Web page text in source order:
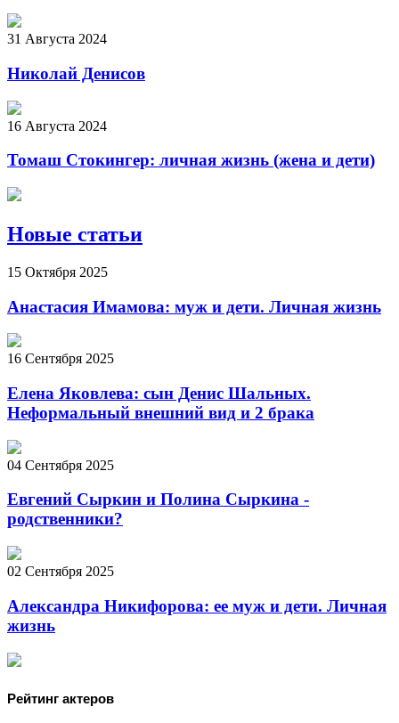
31 Августа 2024
Николай Денисов
16 Августа 2024
Томаш Стокингер: личная жизнь (жена и дети)
Новые статьи
15 Октября 2025
Анастасия Имамова: муж и дети. Личная жизнь
16 Сентября 2025
Елена Яковлева: сын Денис Шальных.
Неформальный внешний вид и 2 брака
04 Сентября 2025
Евгений Сыркин и Полина Сыркина -
родственники?
02 Сентября 2025
Александра Никифорова: ее муж и дети. Личная
жизнь
Рейтинг актеров